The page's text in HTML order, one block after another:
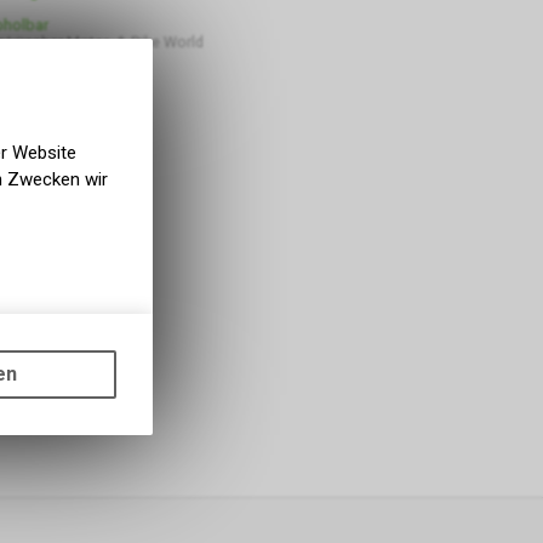
Lüscher Motor- & Bike World
Website
Zwecken wir
wie die
die